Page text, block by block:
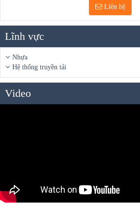
Liên hệ
Lĩnh vực
Nhựa
Hệ thống truyền tải
Video